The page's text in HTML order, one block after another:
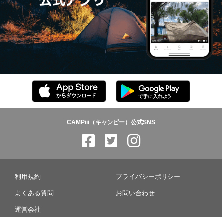
CAMPiii（キャンピー）公式SNS
利用規約 プライバシーポリシー
よくある質問 お問い合わせ
運営会社